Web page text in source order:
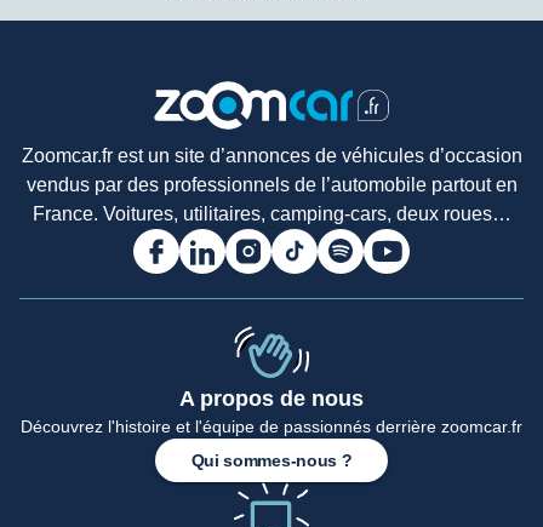
Zoomcar.fr est un site d’annonces de véhicules d’occasion
vendus par des professionnels de l’automobile partout en
France. Voitures, utilitaires, camping-cars, deux roues…
A propos de nous
Découvrez l'histoire et l'équipe de passionnés derrière zoomcar.fr
Qui sommes-nous ?